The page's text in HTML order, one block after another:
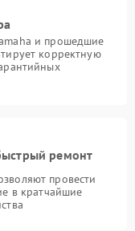
и прошедшие
корректную
ремонт
провести
в кратчайшие